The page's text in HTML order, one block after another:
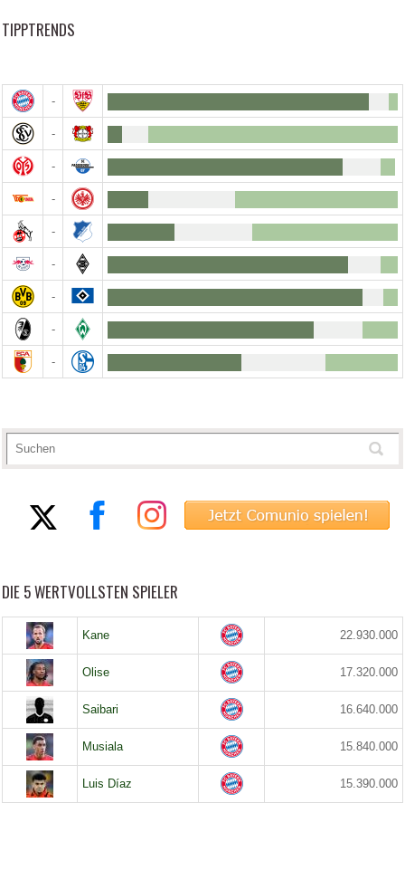
TIPPTRENDS
-
-
-
-
-
-
-
-
-
DIE 5 WERTVOLLSTEN SPIELER
Kane 22.930.000
Olise 17.320.000
Saibari 16.640.000
Musiala 15.840.000
Luis Díaz 15.390.000